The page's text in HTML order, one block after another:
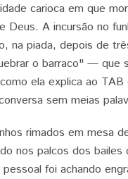
carioca em que
Deus. A incursão no
na piada, depois de
o barraco" — que
ela explica ao TAB
sem meias
rimados em mesa
nos palcos dos bailes
foi achando